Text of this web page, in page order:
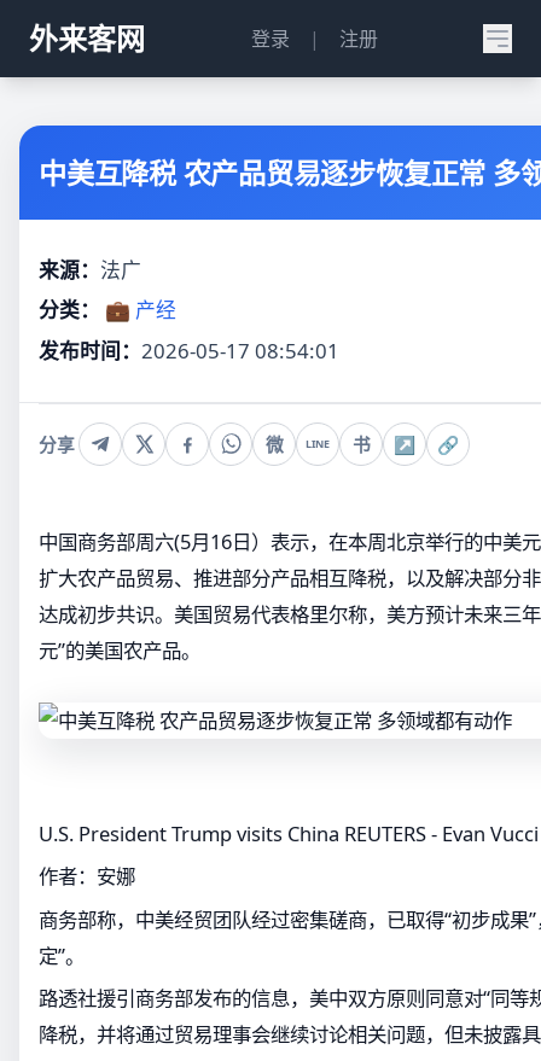
外来客网 登录 | 注册
中美互降税 农产品贸易逐步恢复正常 多
来源： 法广
分类：
💼 产经
发布时间： 2026-05-17 08:54:01
分享 微 LINE 书 ↗ 🔗
中国商务部周六(5月16日）表示，在本周北京举行的中美
扩大农产品贸易、推进部分产品相互降税，以及解决部分
达成初步共识。美国贸易代表格里尔称，美方预计未来三
元”的美国农产品。
U.S. President Trump visits China REUTERS - Evan Vucci
作者：安娜
商务部称，中美经贸团队经过密集磋商，已取得“初步成果
定”。
路透社援引商务部发布的信息，美中双方原则同意对“同等
降税，并将通过贸易理事会继续讨论相关问题，但未披露